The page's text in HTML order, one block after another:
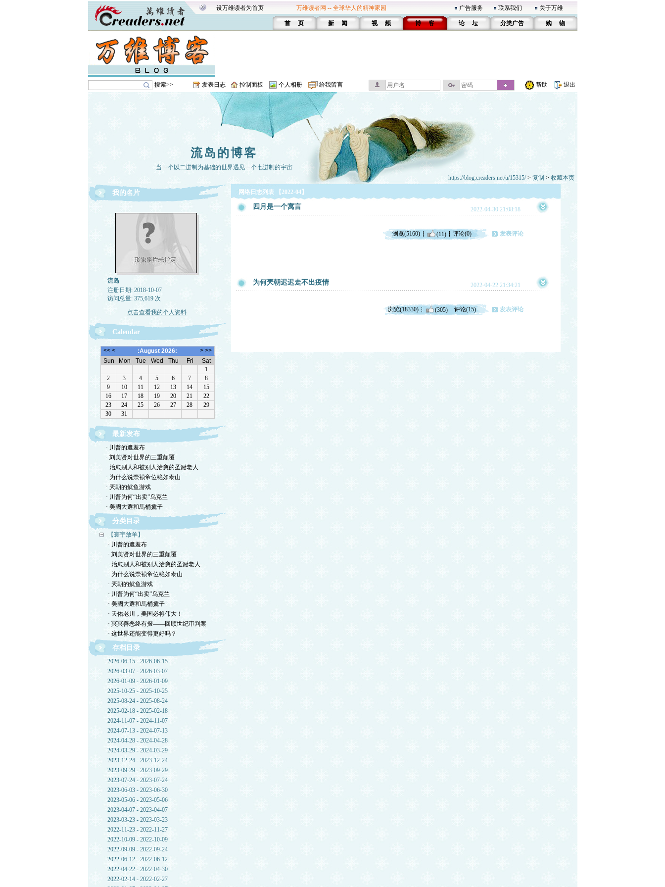
设万维读者为首页 万维读者网 -- 全球华人的精神家园 广告服务 联系我们 关于万维
首 页 新 闻 视 频 博 客 论 坛 分类广告 购 物
搜索>> 发表日志 控制面板 个人相册 给我留言 帮助 退出
流岛的博客
当一个以二进制为基础的世界遇见一个七进制的宇宙
https://blog.creaders.net/u/15315/> 复制 > 收藏本页
我的名片
流岛
注册日期: 2018-10-07
访问总量: 375,619 次
点击查看我的个人资料
Calendar
最新发布
· 川普的遮羞布
· 刘美贤对世界的三重颠覆
· 治愈别人和被别人治愈的圣诞老人
· 为什么说崇祯帝位稳如泰山
· 兲朝的鱿鱼游戏
· 川普为何“出卖”乌克兰
· 美國大選和馬桶搋子
分类目录
【寰宇放羊】
· 川普的遮羞布
· 刘美贤对世界的三重颠覆
· 治愈别人和被别人治愈的圣诞老人
· 为什么说崇祯帝位稳如泰山
· 兲朝的鱿鱼游戏
· 川普为何“出卖”乌克兰
· 美國大選和馬桶搋子
· 天佑老川，美国必将伟大！
· 冥冥善恶终有报——回顾世纪审判案
· 这世界还能变得更好吗？
存档目录
2026-06-15 - 2026-06-15
2026-03-07 - 2026-03-07
2026-01-09 - 2026-01-09
2025-10-25 - 2025-10-25
2025-08-24 - 2025-08-24
2025-02-18 - 2025-02-18
2024-11-07 - 2024-11-07
2024-07-13 - 2024-07-13
2024-04-28 - 2024-04-28
2024-03-29 - 2024-03-29
2023-12-24 - 2023-12-24
2023-09-29 - 2023-09-29
2023-07-24 - 2023-07-24
2023-06-03 - 2023-06-30
2023-05-06 - 2023-05-06
2023-04-07 - 2023-04-07
2023-03-23 - 2023-03-23
2022-11-23 - 2022-11-27
2022-10-09 - 2022-10-09
2022-09-09 - 2022-09-24
2022-06-12 - 2022-06-12
2022-04-22 - 2022-04-30
2022-02-14 - 2022-02-27
网络日志列表 【2022-04】
四月是一个寓言 2022-04-30 21:08:18
浏览(5160) (11) 评论(0) 发表评论
为何兲朝迟迟走不出疫情 2022-04-22 21:34:21
浏览(18330) (305) 评论(15) 发表评论